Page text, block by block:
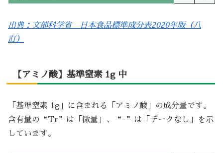
出典：文部科学省 日本食品標準成分表2020年版（八
訂）
【アミノ酸】基準窒素 1g 中
「基準窒素 1g」に含まれる「アミノ酸」の成分量です。
含有量の“Tr”は「微量」、“-”は「データなし」を示
しています。